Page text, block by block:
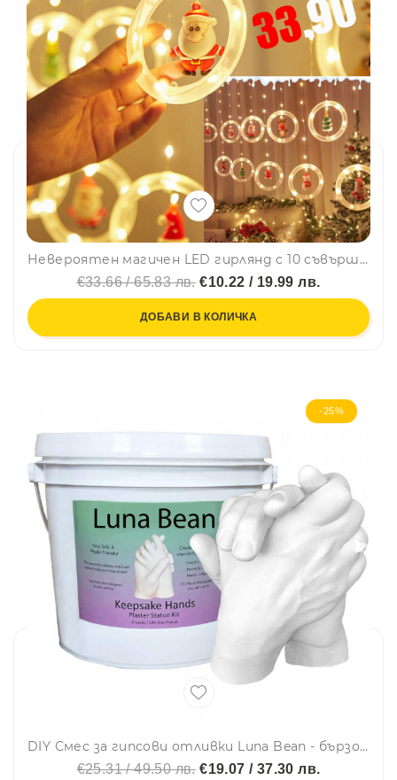
Невероятен магичен LED гирлянд с 10 съвършени фигури за перфектната Коледна или Новогодишна украса, BF22
€33.66 / 65.83 лв.€10.22 / 19.99 лв.
ДОБАВИ В КОЛИЧКА
-25%
DIY Смес за гипсови отливки Luna Bean - бързо и лесно, чудесен семеен или романтичен жест
€25.31 / 49.50 лв.€19.07 / 37.30 лв.